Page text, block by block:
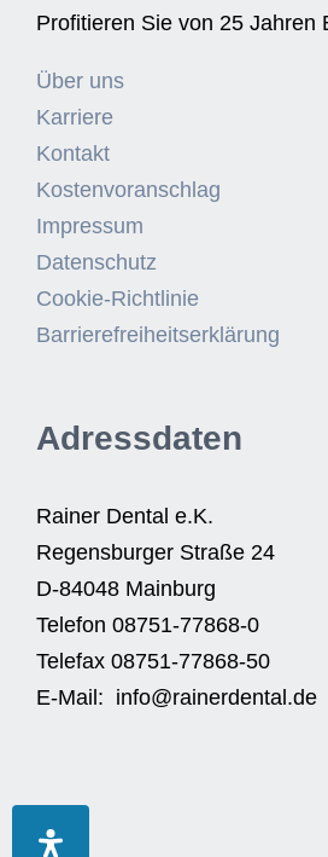
Profitieren Sie von 25 Jahren
Über uns
Karriere
Kontakt
Kostenvoranschlag
Impressum
Datenschutz
Cookie-Richtlinie
Barrierefreiheitserklärung
Adressdaten
Rainer Dental e.K.
Regensburger Straße 24
D-84048 Mainburg
Telefon 08751-77868-0
Telefax 08751-77868-50
E-Mail: info@rainerdental.de